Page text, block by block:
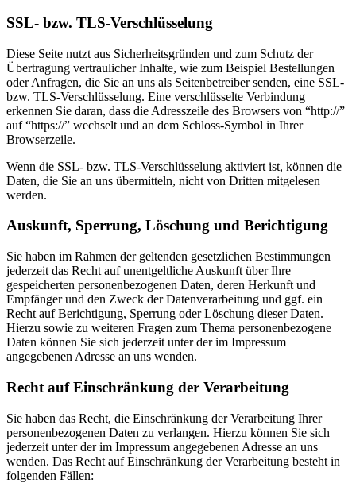
SSL- bzw. TLS-Verschlüsselung
Diese Seite nutzt aus Sicherheitsgründen und zum Schutz der
Übertragung vertraulicher Inhalte, wie zum Beispiel Bestellungen
oder Anfragen, die Sie an uns als Seitenbetreiber senden, eine SSL-
bzw. TLS-Verschlüsselung. Eine verschlüsselte Verbindung
erkennen Sie daran, dass die Adresszeile des Browsers von “http://”
auf “https://” wechselt und an dem Schloss-Symbol in Ihrer
Browserzeile.
Wenn die SSL- bzw. TLS-Verschlüsselung aktiviert ist, können die
Daten, die Sie an uns übermitteln, nicht von Dritten mitgelesen
werden.
Auskunft, Sperrung, Löschung und Berichtigung
Sie haben im Rahmen der geltenden gesetzlichen Bestimmungen
jederzeit das Recht auf unentgeltliche Auskunft über Ihre
gespeicherten personenbezogenen Daten, deren Herkunft und
Empfänger und den Zweck der Datenverarbeitung und ggf. ein
Recht auf Berichtigung, Sperrung oder Löschung dieser Daten.
Hierzu sowie zu weiteren Fragen zum Thema personenbezogene
Daten können Sie sich jederzeit unter der im Impressum
angegebenen Adresse an uns wenden.
Recht auf Einschränkung der Verarbeitung
Sie haben das Recht, die Einschränkung der Verarbeitung Ihrer
personenbezogenen Daten zu verlangen. Hierzu können Sie sich
jederzeit unter der im Impressum angegebenen Adresse an uns
wenden. Das Recht auf Einschränkung der Verarbeitung besteht in
folgenden Fällen: